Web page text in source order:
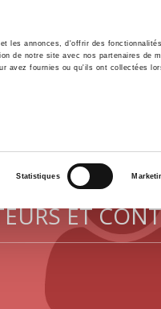
les annonces, d'offrir des
de notre site avec nos partenaires de
avez fournies ou qu'ils ont collectées
Statistiques
ET